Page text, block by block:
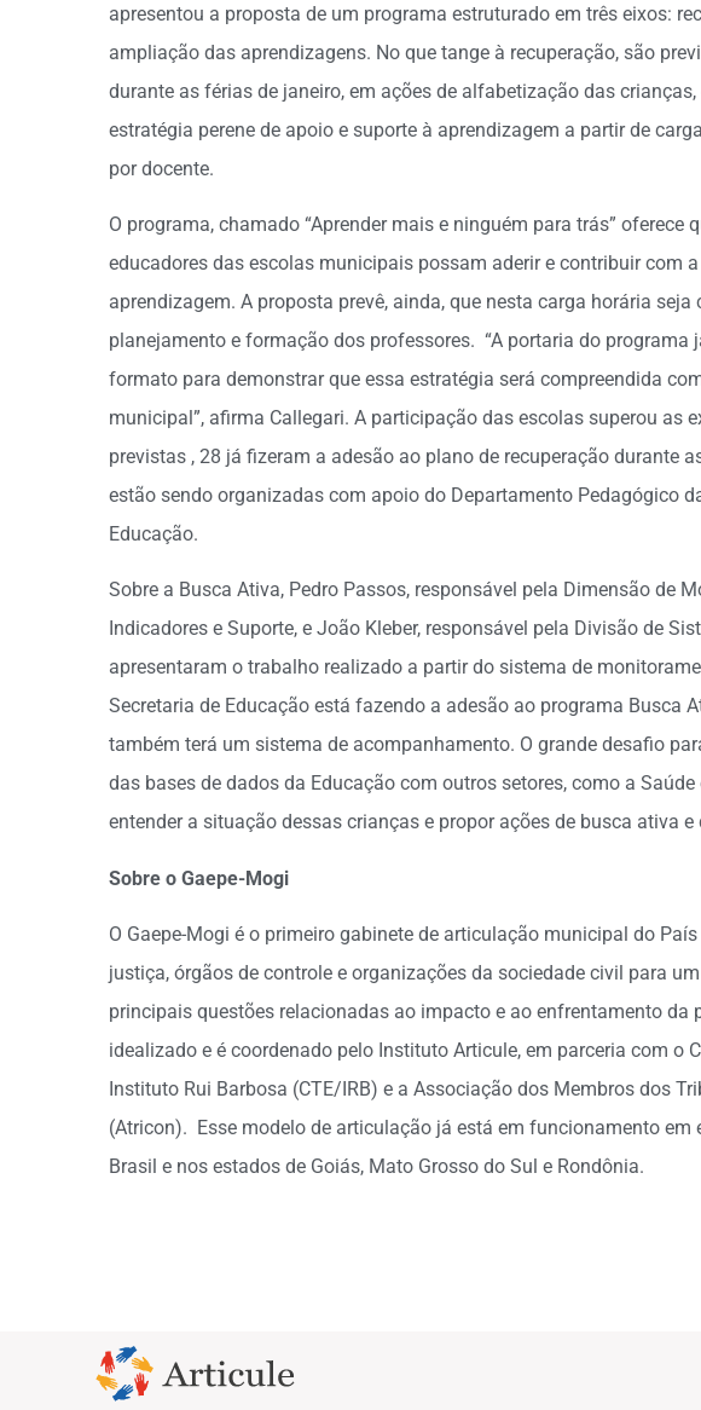
apresentou a proposta de um programa estruturado em três eixos:
ampliação das aprendizagens. No que tange à recuperação, são
durante as férias de janeiro, em ações de alfabetização das
estratégia perene de apoio e suporte à aprendizagem a partir de
por docente.
O programa, chamado “Aprender mais e ninguém para trás” oferece
educadores das escolas municipais possam aderir e contribuir com
aprendizagem. A proposta prevê, ainda, que nesta carga horária
planejamento e formação dos professores. “A portaria do programa
formato para demonstrar que essa estratégia será compreendida
municipal”, afirma Callegari. A participação das escolas superou as
previstas , 28 já fizeram a adesão ao plano de recuperação durante
estão sendo organizadas com apoio do Departamento Pedagógico
Educação.
Sobre a Busca Ativa, Pedro Passos, responsável pela Dimensão de
Indicadores e Suporte, e João Kleber, responsável pela Divisão de
apresentaram o trabalho realizado a partir do sistema de
Secretaria de Educação está fazendo a adesão ao programa Busca
também terá um sistema de acompanhamento. O grande desafio
das bases de dados da Educação com outros setores, como a
entender a situação dessas crianças e propor ações de busca ativa
Sobre o Gaepe-Mogi
O Gaepe-Mogi é o primeiro gabinete de articulação municipal do
justiça, órgãos de controle e organizações da sociedade civil para
principais questões relacionadas ao impacto e ao enfrentamento da
idealizado e é coordenado pelo Instituto Articule, em parceria com o
Instituto Rui Barbosa (CTE/IRB) e a Associação dos Membros dos
(Atricon). Esse modelo de articulação já está em funcionamento em
Brasil e nos estados de Goiás, Mato Grosso do Sul e Rondônia.